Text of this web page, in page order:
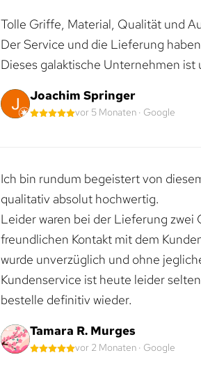
Tolle Griffe, Material, Qualität und
Der Service und die Lieferung
Dieses galaktische Unternehmen
Joachim Springer
vor 5 Monaten · Google
Ich bin rundum begeistert von
qualitativ absolut hochwertig.
Leider waren bei der Lieferung
freundlichen Kontakt mit dem
wurde unverzüglich und ohne
Kundenservice ist heute leider
bestelle definitiv wieder.
Tamara R. Murges
vor 2 Monaten · Google